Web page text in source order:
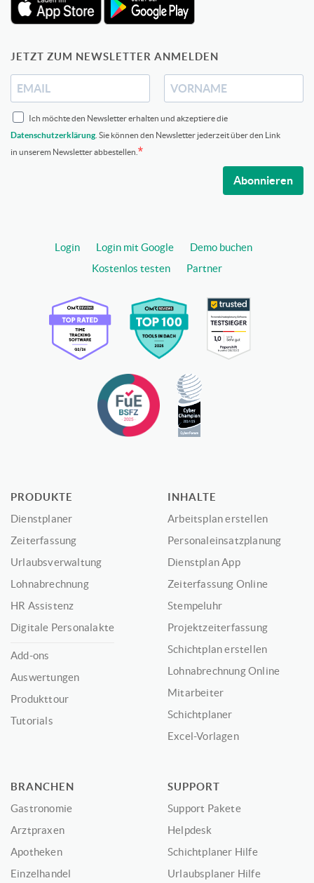
JETZT ZUM NEWSLETTER ANMELDEN
Ich möchte den Newsletter erhalten und akzeptiere die
Datenschutzerklärung . Sie können den Newsletter jederzeit über den Link
in unserem Newsletter abbestellen.
Abonnieren
Login Login mit Google
Demo buchen
Kostenlos testen
Partner
PRODUKTE
Dienstplaner
Zeiterfassung
Urlaubsverwaltung
Lohnabrechnung
HR Assistenz
Digitale Personalakte
Add-ons
Auswertungen
Produkttour
Tutorials
INHALTE
Arbeitsplan erstellen
Personaleinsatzplanung
Dienstplan App
Zeiterfassung Online
Stempeluhr
Projektzeiterfassung
Schichtplan erstellen
Lohnabrechnung Online
Mitarbeiter
Schichtplaner
Excel-Vorlagen
BRANCHEN
Gastronomie
Arztpraxen
Apotheken
Einzelhandel
SUPPORT
Support Pakete
Helpdesk
Schichtplaner Hilfe
Urlaubsplaner Hilfe